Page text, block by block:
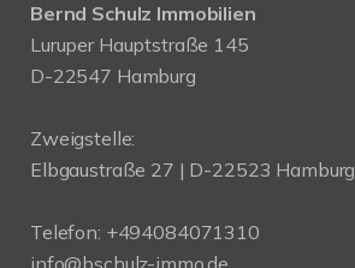
Bernd Schulz Immobilien
Luruper Hauptstraße 145
D-22547 Hamburg
Zweigstelle:
Elbgaustraße 27 | D-22523 Hamburg
Telefon: +494084071310